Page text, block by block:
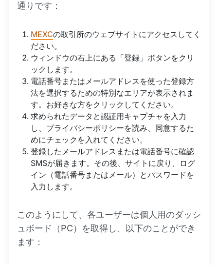
通りです：
MEXCの取引所のウェブサイトにアクセスしてく
ださい。
ウィンドウの右上にある「登録」ボタンをクリ
ックします。
電話番号またはメールアドレスを使った登録方
法を選択するための特別なエリアが表示されま
す。お好きな方をクリックしてください。
求められたデータと認証用キャプチャを入力
し、プライバシーポリシーを読み、同意するた
めにチェックを入れてください。
登録したメールアドレスまたは電話番号に確認
SMSが届きます。その後、サイトに戻り、ログ
イン（電話番号またはメール）とパスワードを
入力します。
このようにして、各ユーザーは個人用のダッシ
ュボード（PC）を取得し、以下のことができ
ます：